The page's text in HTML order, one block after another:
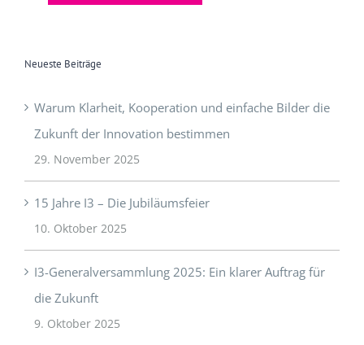
Neueste Beiträge
Warum Klarheit, Kooperation und einfache Bilder die
Zukunft der Innovation bestimmen
29. November 2025
15 Jahre I3 – Die Jubiläumsfeier
10. Oktober 2025
I3-Generalversammlung 2025: Ein klarer Auftrag für
die Zukunft
9. Oktober 2025